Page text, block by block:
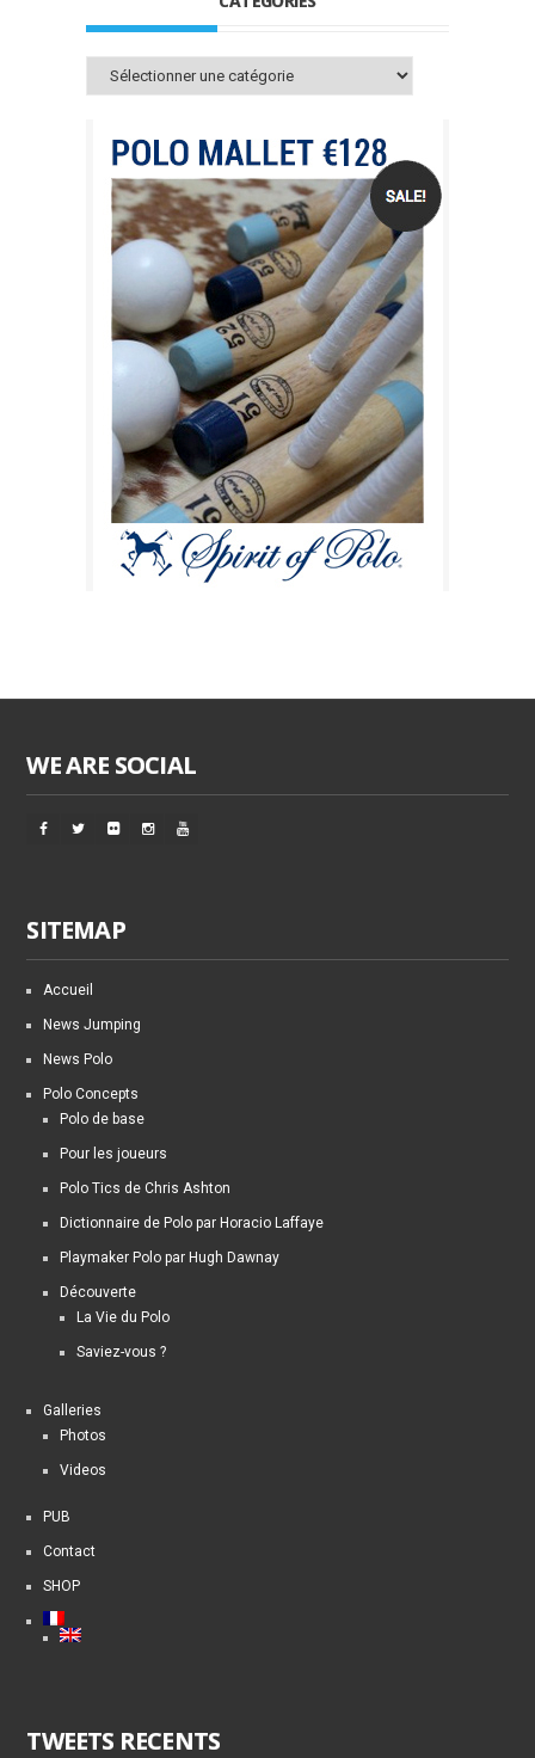
Catégories
WE ARE SOCIAL
SITEMAP
Accueil
News Jumping
News Polo
Polo Concepts
Polo de base
Pour les joueurs
Polo Tics de Chris Ashton
Dictionnaire de Polo par Horacio Laffaye
Playmaker Polo par Hugh Dawnay
Découverte
La Vie du Polo
Saviez-vous ?
Galleries
Photos
Videos
PUB
Contact
SHOP
TWEETS RECENTS